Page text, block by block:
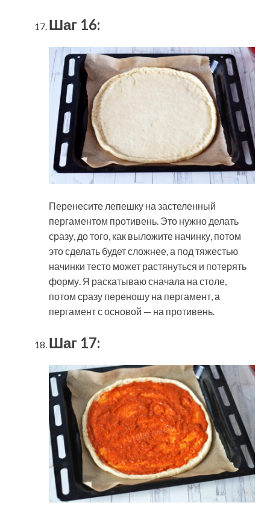
Шаг 16:
Перенесите лепешку на застеленный
пергаментом противень. Это нужно делать
сразу, до того, как выложите начинку, потом
это сделать будет сложнее, а под тяжестью
начинки тесто может растянуться и потерять
форму. Я раскатываю сначала на столе,
потом сразу переношу на пергамент, а
пергамент с основой — на противень.
Шаг 17: